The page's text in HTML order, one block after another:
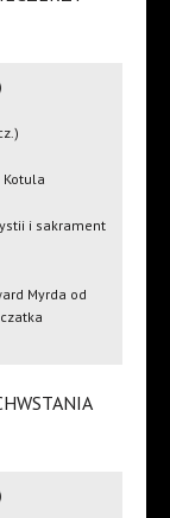
Kotula
i sakrament
Myrda od